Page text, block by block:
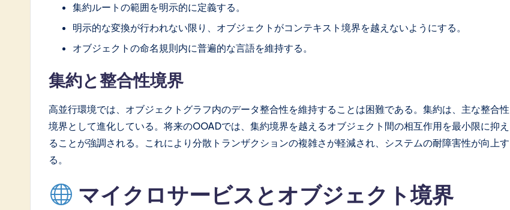
集約ルートの範囲を明示的に定義する。
明示的な変換が行われない限り、オブジェクトがコンテキスト境界を越えないようにする。
オブジェクトの命名規則内に普遍的な言語を維持する。
集約と整合性境界
高並行環境では、オブジェクトグラフ内のデータ整合性を維持することは困難である。集約は、主な整合性
境界として進化している。将来のOOADでは、集約境界を越えるオブジェクト間の相互作用を最小限に抑え
ることが強調される。これにより分散トランザクションの複雑さが軽減され、システムの耐障害性が向上す
る。
マイクロサービスとオブジェクト境界